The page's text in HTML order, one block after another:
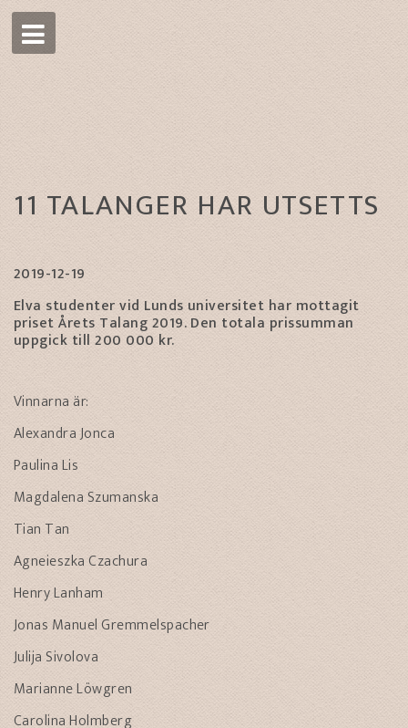
11 TALANGER HAR UTSETTS
2019-12-19
Elva studenter vid Lunds universitet har mottagit
priset Årets Talang 2019. Den totala prissumman
uppgick till 200 000 kr.
Vinnarna är:
Alexandra Jonca
Paulina Lis
Magdalena Szumanska
Tian Tan
Agneieszka Czachura
Henry Lanham
Jonas Manuel Gremmelspacher
Julija Sivolova
Marianne Löwgren
Carolina Holmberg